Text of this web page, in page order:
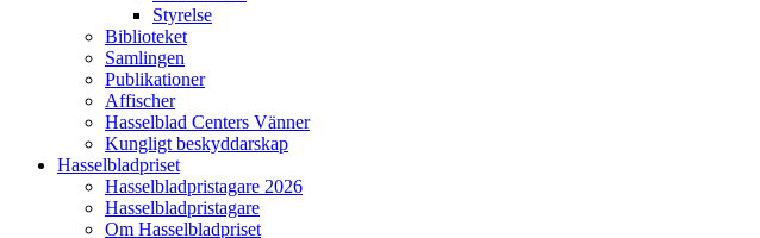
Styrelse
Biblioteket
Samlingen
Publikationer
Affischer
Hasselblad Centers Vänner
Kungligt beskyddarskap
Hasselbladpriset
Hasselbladpristagare 2026
Hasselbladpristagare
Om Hasselbladpriset